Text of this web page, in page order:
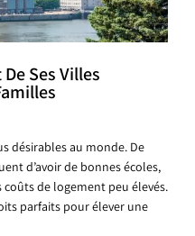
Ses Villes
désirables au monde. De
d’avoir de bonnes écoles,
de logement peu élevés.
parfaits pour élever une